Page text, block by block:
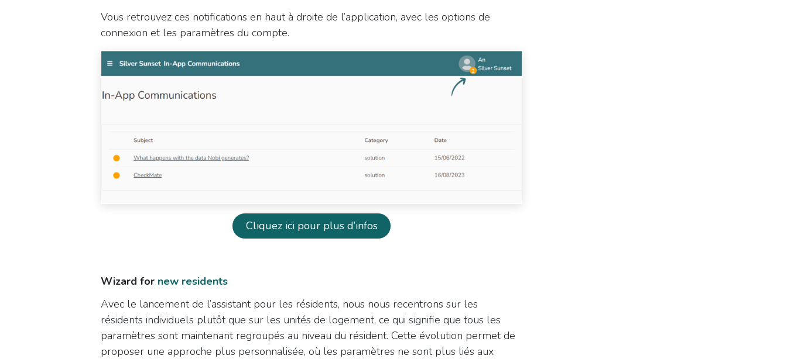
Vous retrouvez ces notifications en haut à droite de l’application, avec les options de
connexion et les paramètres du compte.
​Cliquez ici pour plus d’infos
Wizard for new residents
Avec le lancement de l’assistant pour les résidents, nous nous recentrons sur les
résidents individuels plutôt que sur les unités de logement, ce qui signifie que tous les
paramètres sont maintenant regroupés au niveau du résident. Cette évolution permet de
proposer une approche plus personnalisée, où les paramètres ne sont plus liés aux